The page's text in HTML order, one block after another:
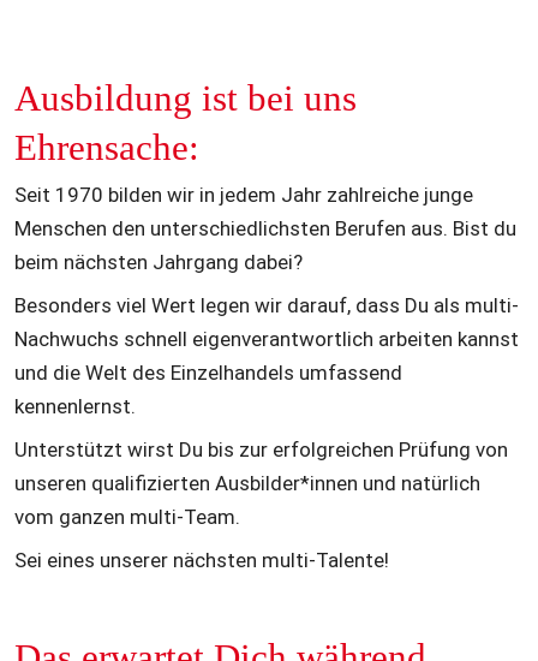
Ausbildung ist bei uns
Ehrensache:
Seit 1970 bilden wir in jedem Jahr zahlreiche junge
Menschen den unterschiedlichsten Berufen aus. Bist du
beim nächsten Jahrgang dabei?
Besonders viel Wert legen wir darauf, dass Du als multi-
Nachwuchs schnell eigenverantwortlich arbeiten kannst
und die Welt des Einzelhandels umfassend
kennenlernst.
Unterstützt wirst Du bis zur erfolgreichen Prüfung von
unseren qualifizierten Ausbilder*innen und natürlich
vom ganzen multi-Team.
Sei eines unserer nächsten multi-Talente!